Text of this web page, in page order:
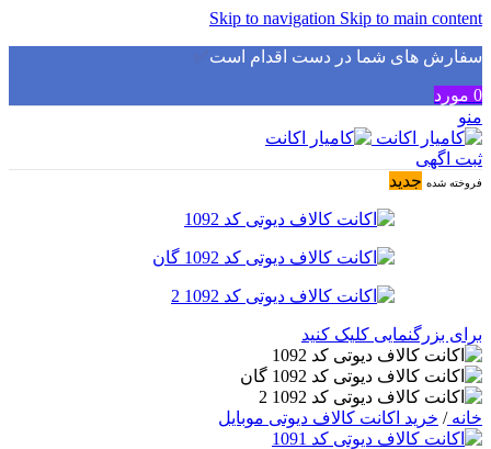
Skip to navigation Skip to main content
سفارش های شما در دست اقدام است✅
0 مورد
منو
ثبت اگهی
فروخته شده جدید
برای بزرگنمایی کلیک کنید
خانه/ خرید اکانت کالاف دیوتی موبایل